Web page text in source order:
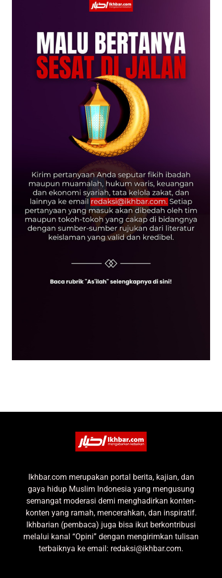
Ikhbar.com merupakan portal berita, kajian, dan
gaya hidup Muslim Indonesia yang mengusung
semangat moderasi demi menghadirkan konten-
konten yang ramah, mencerahkan, dan inspiratif.
Ikhbarian (pembaca) juga bisa ikut berkontribusi
melalui kanal “Opini” dengan mengirimkan tulisan
terbaiknya ke email: redaksi@ikhbar.com.